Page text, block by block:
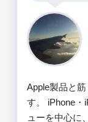
Apple製品と
す。 iPhone・
ューを中心に